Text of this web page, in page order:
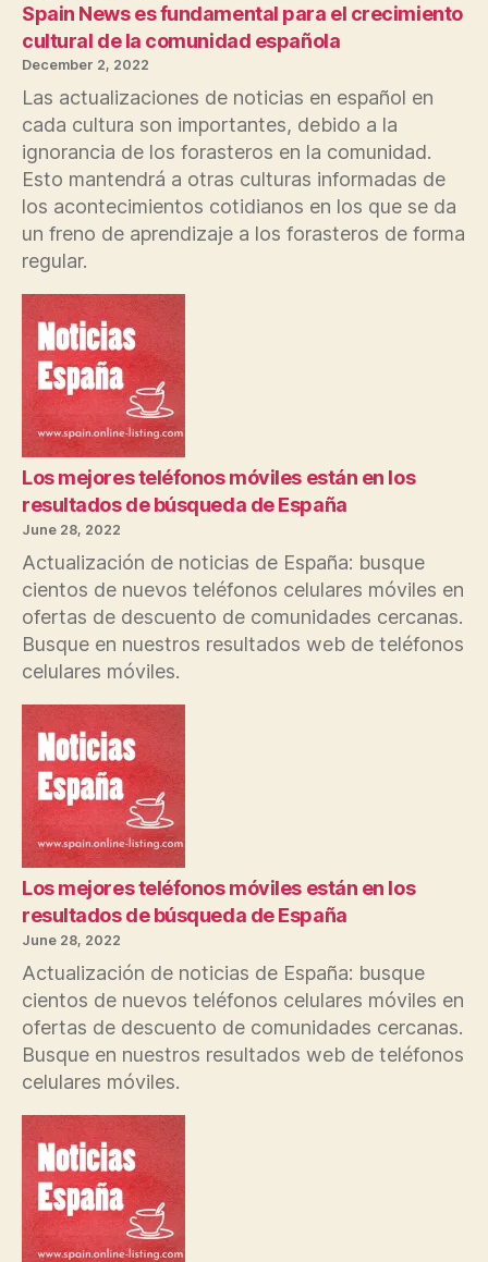
Spain News es fundamental para el crecimiento
cultural de la comunidad española
December 2, 2022
Las actualizaciones de noticias en español en
cada cultura son importantes, debido a la
ignorancia de los forasteros en la comunidad.
Esto mantendrá a otras culturas informadas de
los acontecimientos cotidianos en los que se da
un freno de aprendizaje a los forasteros de forma
regular.
Los mejores teléfonos móviles están en los
resultados de búsqueda de España
June 28, 2022
Actualización de noticias de España: busque
cientos de nuevos teléfonos celulares móviles en
ofertas de descuento de comunidades cercanas.
Busque en nuestros resultados web de teléfonos
celulares móviles.
Los mejores teléfonos móviles están en los
resultados de búsqueda de España
June 28, 2022
Actualización de noticias de España: busque
cientos de nuevos teléfonos celulares móviles en
ofertas de descuento de comunidades cercanas.
Busque en nuestros resultados web de teléfonos
celulares móviles.